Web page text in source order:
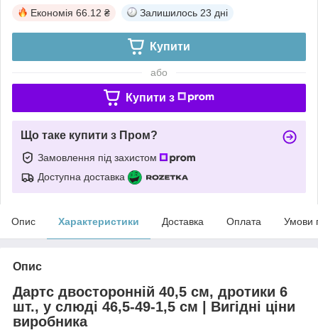
Економія 66.12 ₴ Залишилось 23 дні
Купити
або
Купити з
Що таке купити з Пром?
Замовлення під захистом
Доступна доставка
Опис Характеристики Доставка Оплата Умови
Опис
Дартс двосторонній 40,5 см, дротики 6
шт., у слюді 46,5-49-1,5 см | Вигідні ціни
виробника